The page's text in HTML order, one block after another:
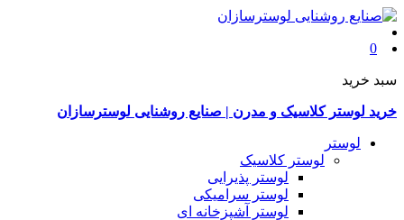
0
سبد خرید
خرید لوستر کلاسیک و مدرن | صنایع روشنایی لوسترسازان
لوستر
لوستر کلاسیک
لوستر پذیرایی
لوستر سرامیکی
لوستر آشپزخانه ای